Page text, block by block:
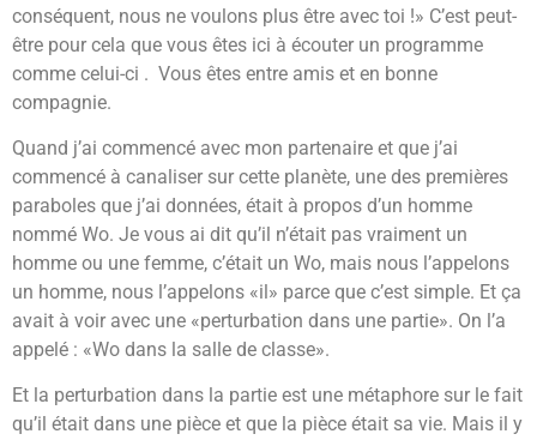
conséquent, nous ne voulons plus être avec toi !» C’est peut-
être pour cela que vous êtes ici à écouter un programme
comme celui-ci . Vous êtes entre amis et en bonne
compagnie.
Quand j’ai commencé avec mon partenaire et que j’ai
commencé à canaliser sur cette planète, une des premières
paraboles que j’ai données, était à propos d’un homme
nommé Wo. Je vous ai dit qu’il n’était pas vraiment un
homme ou une femme, c’était un Wo, mais nous l’appelons
un homme, nous l’appelons «il» parce que c’est simple. Et ça
avait à voir avec une «perturbation dans une partie». On l’a
appelé : «Wo dans la salle de classe».
Et la perturbation dans la partie est une métaphore sur le fait
qu’il était dans une pièce et que la pièce était sa vie. Mais il y